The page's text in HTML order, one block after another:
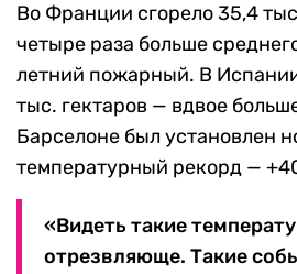
Во Франции сгорело 35,4
четыре раза больше
летний пожарный. В
тыс. гектаров — вдвое
Барселоне был установлен
температурный рекорд —
«Видеть такие
отрезвляюще. Такие